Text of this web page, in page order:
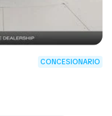
CONCESIONARIO